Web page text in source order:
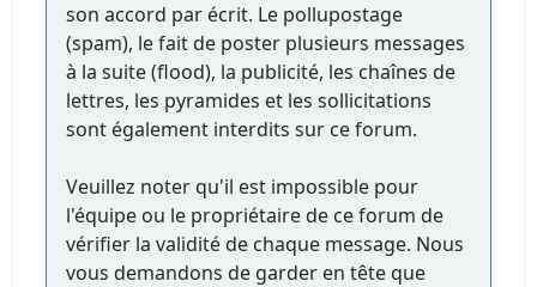
son accord par écrit. Le pollupostage
(spam), le fait de poster plusieurs messages
à la suite (flood), la publicité, les chaînes de
lettres, les pyramides et les sollicitations
sont également interdits sur ce forum.
Veuillez noter qu'il est impossible pour
l'équipe ou le propriétaire de ce forum de
vérifier la validité de chaque message. Nous
vous demandons de garder en tête que